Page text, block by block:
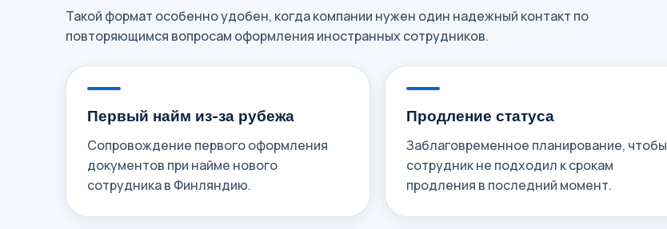
Такой формат особенно удобен, когда компании нужен один надежный контакт по
повторяющимся вопросам оформления иностранных сотрудников.
Первый найм из-за рубежа
Сопровождение первого оформления
документов при найме нового
сотрудника в Финляндию.
Продление статуса
Заблаговременное планирование, чтобы
сотрудник не подходил к срокам
продления в последний момент.